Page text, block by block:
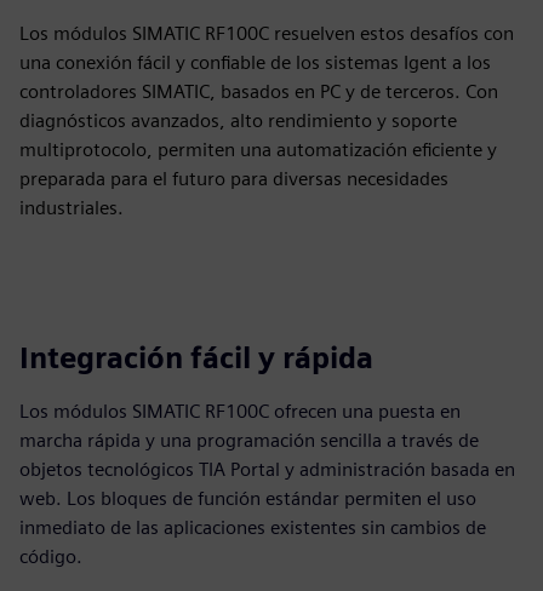
Los módulos SIMATIC RF100C resuelven estos desafíos con
una conexión fácil y confiable de los sistemas Igent a los
controladores SIMATIC, basados en PC y de terceros. Con
diagnósticos avanzados, alto rendimiento y soporte
multiprotocolo, permiten una automatización eficiente y
preparada para el futuro para diversas necesidades
industriales.
Integración fácil y rápida
Los módulos SIMATIC RF100C ofrecen una puesta en
marcha rápida y una programación sencilla a través de
objetos tecnológicos TIA Portal y administración basada en
web. Los bloques de función estándar permiten el uso
inmediato de las aplicaciones existentes sin cambios de
código.